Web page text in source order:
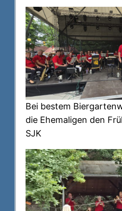
Bei bestem
die Ehemaligen den
SJK